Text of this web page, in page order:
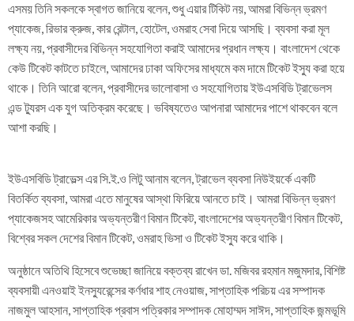
এসময় তিনি সকলকে স্বাগত জানিয়ে বলেন, শুধু এয়ার টিকিট নয়, আমরা বিভিন্ন ভ্রমণ
প্যাকেজ, রিভার ক্রুজ, কার রেন্টাল, হোটেল, ওমরাহ সেবা দিয়ে আসছি। ব্যবসা করা মূল
লক্ষ্য নয়, প্রবাসীদের বিভিন্ন সহযোগিতা করাই আমাদের প্রধান লক্ষ্য। বাংলাদেশ থেকে
কেউ টিকেট কাটতে চাইলে, আমাদের ঢাকা অফিসের মাধ্যমে কম দামে টিকেট ইস্যু করা হয়ে
থাকে। তিনি আরো বলেন, প্রবাসীদের ভালোবাসা ও সহযোগিতায় ইউএসবিডি ট্রাভেলস
এন্ড ট্যুরস এক যুগ অতিক্রম করেছে। ভবিষ্যতেও আপনারা আমাদের পাশে থাকবেন বলে
আশা করছি।
ইউএসবিডি ট্রাভেল্স এর সি.ই.ও লিটু আনাম বলেন, ট্রাভেল ব্যবসা নিউইয়র্কে একটি
বিতর্কিত ব্যবসা, আমরা এতে মানুষের আস্থা ফিরিয়ে আনতে চাই। আমরা বিভিন্ন ভ্রমণ
প্যাকেজসহ আমেরিকার অভ্যন্তরীণ বিমান টিকেট, বাংলাদেশের অভ্যন্তরীণ বিমান টিকেট,
বিশ্বের সকল দেশের বিমান টিকেট, ওমরাহ ভিসা ও টিকেট ইস্যু করে থাকি।
অনুষ্ঠানে অতিথি হিসেবে শুভেচ্ছা জানিয়ে বক্তব্য রাখেন ডা. মজিবর রহমান মজুমদার, বিশিষ্ট
ব্যবসায়ী এনওয়াই ইনস্যুরেন্সের কর্ণধার শাহ নেওয়াজ, সাপ্তাহিক পরিচয় এর সম্পাদক
নাজমুল আহসান, সাপ্তাহিক প্রবাস পত্রিকার সম্পাদক মোহাম্মদ সাঈদ, সাপ্তাহিক জন্মভূমি